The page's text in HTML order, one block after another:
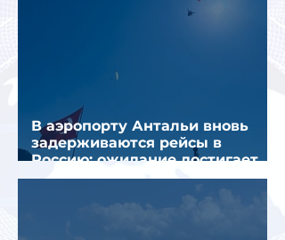
В аэропорту Антальи вновь
задерживаются рейсы в
Россию: ожидание достигает
почти 10 часов